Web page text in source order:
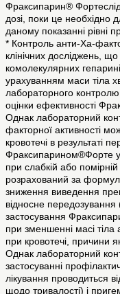
Фраксипарин®
дозі, поки це необхідно
даному показанні рівні
* Контроль анти-Ха-
клінічних досліджень,
комолекулярних
урахуванням маси тіла
лабораторного
оцінки ефективності
Однак лабораторний
факторної активності
кровотечі в результаті
Фраксипарином®Форте у
при слабкій або
розрахований за
зниження виведення
відносне передозування
застосування
при зменшенні масі тіла
при кровотечі, причини
Однак лабораторний
застосуванні
лікування проводиться
щодо тривалості) і